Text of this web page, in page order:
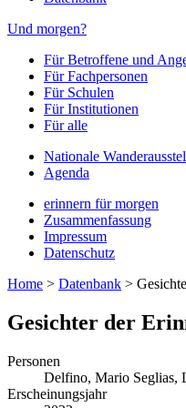
Und morgen?
Für Betroffene und
Für Fachpersonen
Für Schulen
Für Institutionen
Für alle
Nationale
Agenda
erinnern für morgen
Zusammenfassung
Impressum
Datenschutz
Home > Datenbank >
Gesichter der
Personen
Delfino, Mario Seglias,
Erscheinungsjahr